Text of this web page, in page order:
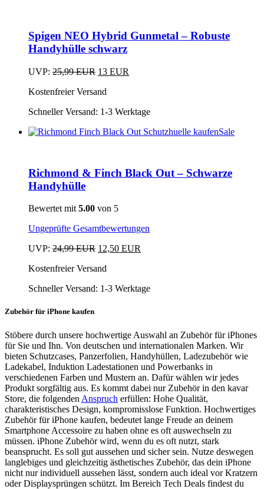
mehrere
Varianten
Die
Optionen
können
der
gewählt
Spigen NEO Hybrid Gunmetal – Robuste
Handyhülle schwarz
UVP: 25,99EUR Ursprünglicher
war:
13 EUR
Produkt
mehrere
auf.
können
auf
der
gewählt
Kostenfreier Versand
Schneller Versand: 1-3 Werktage
Sale
mehrere
Varianten
Die
können
der
gewählt
Richmond & Finch Black Out – Schwarze
Handyhülle
Bewertet mit 5.00 von 5
Ungeprüfte Gesamtbewertungen
UVP: 24,99EUR Ursprünglicher
war:
12,50 EUR
Produkt
mehrere
auf.
Optionen
können
auf
der
Produktseite
gewählt
werden
Kostenfreier Versand
Schneller Versand: 1-3 Werktage
Zubehör für iPhone kaufen
Stöbere durch unsere hochwertige Auswahl an Zubehör für iPhones
für Sie und Ihn. Von deutschen und internationalen Marken. Wir
bieten Schutzcases, Panzerfolien, Handyhüllen, Ladezubehör wie
Ladekabel, Induktion Ladestationen und Powerbanks in
verschiedenen Farben und Mustern an. Dafür wählen wir jedes
Produkt sorgfältig aus. Es kommt dabei nur Zubehör in den kavar
Store, die folgenden Anspruch erfüllen: Hohe Qualität,
charakteristisches Design, kompromisslose Funktion. Hochwertiges
Zubehör für iPhone kaufen, bedeutet lange Freude an deinem
Smartphone Accessoire zu haben ohne es oft auswechseln zu
müssen. iPhone Zubehör wird, wenn du es oft nutzt, stark
beansprucht. Es soll gut aussehen und sicher sein. Nutze deswegen
langlebiges und gleichzeitig ästhetisches Zubehör, das dein iPhone
nicht nur individuell aussehen lässt, sondern auch ideal vor Kratzern
oder Displaysprüngen schützt. Im Bereich Tech Deals findest du